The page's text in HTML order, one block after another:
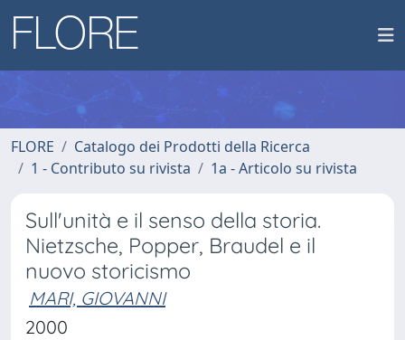
FLORE
Catalogo dei Prodotti della Ricerca
1 - Contributo su rivista
1a - Articolo su rivista
Sull'unità e il senso della storia.
Nietzsche, Popper, Braudel e il
nuovo storicismo
MARI, GIOVANNI
2000